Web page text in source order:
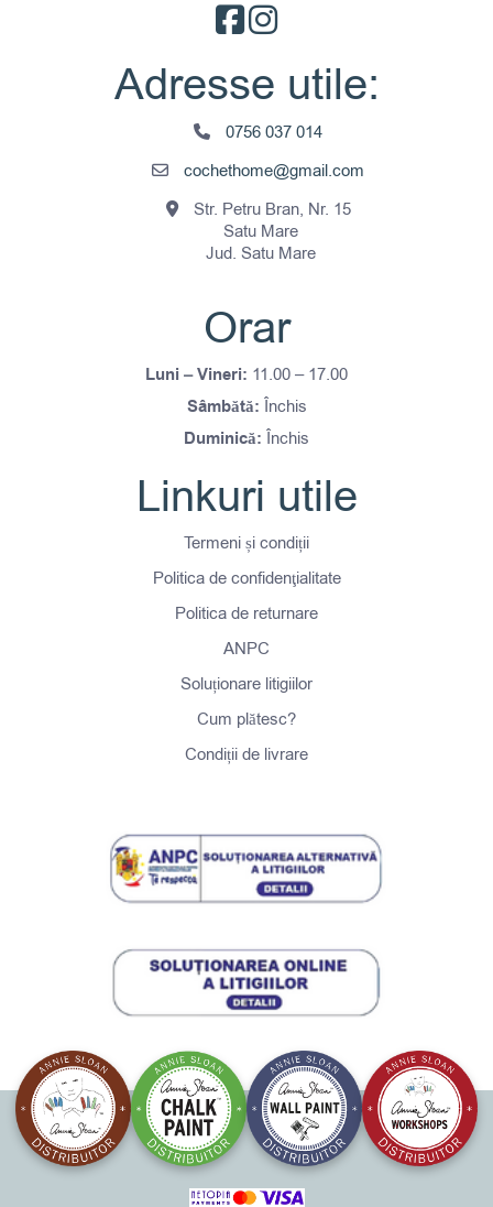
Adresse utile:
0756 037 014
cochethome@gmail.com
Str. Petru Bran, Nr. 15
Satu Mare
Jud. Satu Mare
Orar
Luni – Vineri: 11.00 – 17.00
Sâmbătă: Închis
Duminică: Închis
Linkuri utile
Termeni și condiții
Politica de confidenţialitate
Politica de returnare
ANPC
Soluționare litigiilor
Cum plătesc?
Condiții de livrare